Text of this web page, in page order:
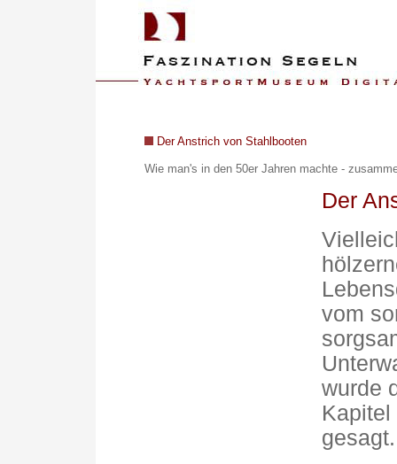
Der Anstrich von Stahlbooten
Wie man's in den 50er Jahren machte - z
Der
vom
wurde
gesagt.